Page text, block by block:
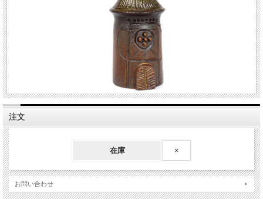
注文
在庫 ×
お問い合わせ